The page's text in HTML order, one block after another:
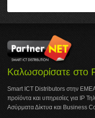
Καλωσορίσατε στο
Smart ICT Distributors στην
προϊόντα και υπηρεσίες για IP
Ασύρματα Δίκτυα και Business